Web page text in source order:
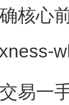
核心
交易一